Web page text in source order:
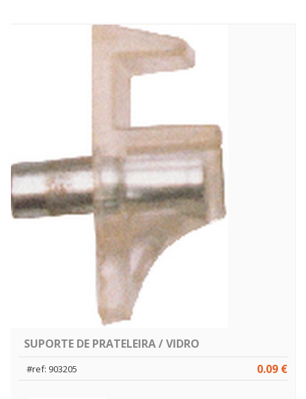
SUPORTE DE PRATELEIRA / VIDRO
0.09 €
#ref: 903205